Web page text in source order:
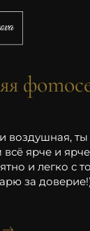
воздушная,
ярче и
и легко с
за